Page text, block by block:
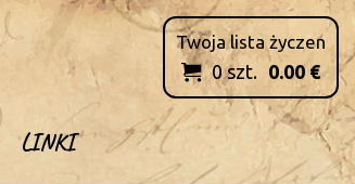
LINKI
Twoja lista życzen
 0szt. 0.00 €